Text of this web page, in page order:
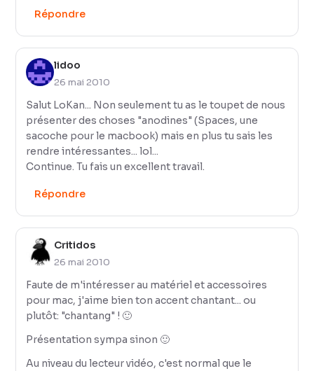
Répondre
lidoo
26 mai 2010
Salut LoKan... Non seulement tu as le toupet de nous
présenter des choses "anodines" (Spaces, une
sacoche pour le macbook) mais en plus tu sais les
rendre intéressantes... lol...
Continue. Tu fais un excellent travail.
Répondre
Critidos
26 mai 2010
Faute de m'intéresser au matériel et accessoires
pour mac, j'aime bien ton accent chantant... ou
plutôt: "chantang" ! 🙂
Présentation sympa sinon 🙂
Au niveau du lecteur vidéo, c'est normal que le